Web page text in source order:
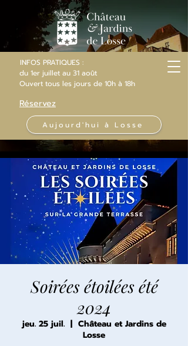
INFOS PRATIQUES :
du 1er juillet au 31 août
Ouvert tous les jours de 10h à 18h
Réservez
Aujourd'hui à Losse
Soirées étoilées été
2024
jeu. 25 juil.
  |
Château et Jardins de
Losse